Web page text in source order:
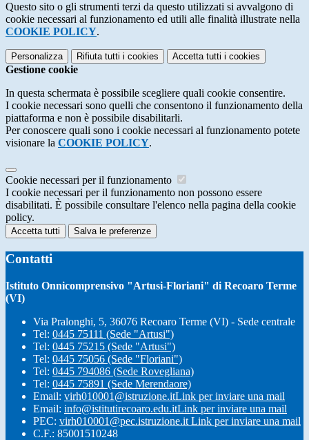
Questo sito o gli strumenti terzi da questo utilizzati si avvalgono di
cookie necessari al funzionamento ed utili alle finalità illustrate nella
COOKIE POLICY.
Personalizza Rifiuta tutti i cookies Accetta tutti i cookies
Gestione cookie
In questa schermata è possibile scegliere quali cookie consentire.
I cookie necessari sono quelli che consentono il funzionamento della
piattaforma e non è possibile disabilitarli.
Per conoscere quali sono i cookie necessari al funzionamento potete
visionare la COOKIE POLICY.
Cookie necessari per il funzionamento
I cookie necessari per il funzionamento non possono essere
disabilitati. È possibile consultare l'elenco nella pagina della cookie
policy.
Accetta tutti Salva le preferenze
Contatti
Istituto Onnicomprensivo "Artusi-Floriani" di Recoaro Terme
(VI)
Via Pralonghi, 5, 36076 Recoaro Terme (VI) - Sede centrale
Tel: 0445 75111 (Sede "Artusi")
Tel: 0445 75215 (Sede "Artusi")
Tel: 0445 75056 (Sede "Floriani")
Tel: 0445 794086 (Sede Rovegliana)
Tel: 0445 75891 (Sede Merendaore)
Email: virh010001@istruzione.itLink per inviare una mail
Email: info@istitutirecoaro.edu.itLink per inviare una mail
PEC: virh010001@pec.istruzione.it Link per inviare una mail
C.F.: 85001510248